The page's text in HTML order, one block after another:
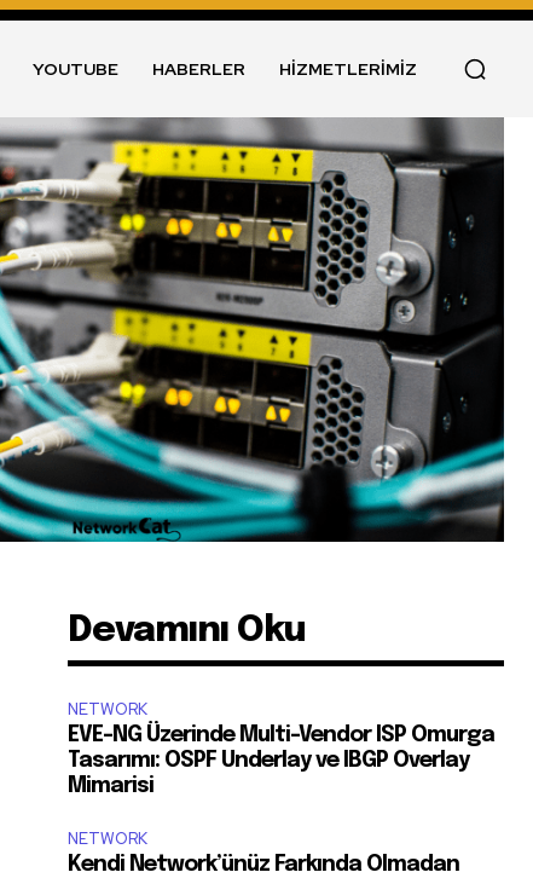
YOUTUBE HABERLER HİZMETLERİMİZ
Devamını Oku
NETWORK
EVE-NG Üzerinde Multi-Vendor ISP Omurga
Tasarımı: OSPF Underlay ve IBGP Overlay
Mimarisi
NETWORK
Kendi Network’ünüz Farkında Olmadan